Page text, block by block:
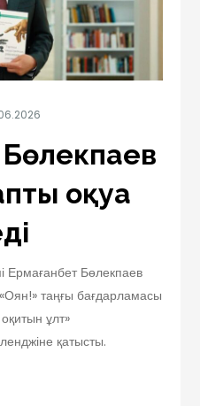
Бөлекпаев
оқуға
Ермағанбет Бөлекпаев
таңғы бағдарламасы
ұлт»
қатысты.